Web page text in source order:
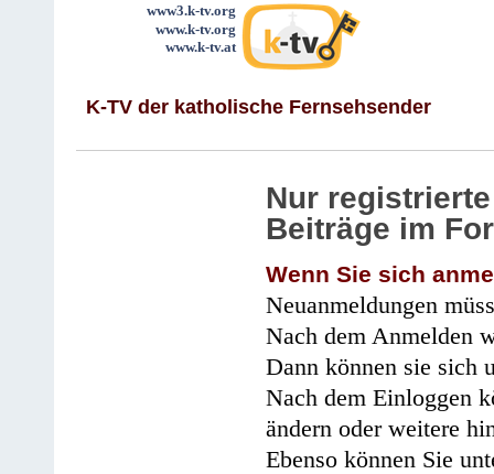
www3.k-tv.org
www.k-tv.org
www.k-tv.at
K-TV der katholische Fernsehsender
Nur
Beiträge im
Wenn Sie sich
Neuanmeldungen
Nach dem Anmelden
Dann können sie sich
Nach dem Einloggen
ändern oder weitere
Ebenso können Sie